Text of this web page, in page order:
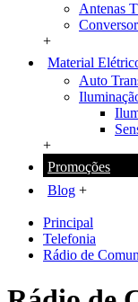
Antenas
+
Material
Auto
+
Promoções
Blog +
Principal
Telefonia
Rádio de